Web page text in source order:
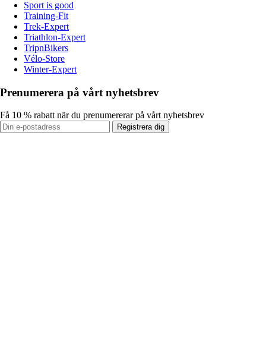
Sport is good
Training-Fit
Trek-Expert
Triathlon-Expert
TripnBikers
Vélo-Store
Winter-Expert
Prenumerera på vårt nyhetsbrev
Få 10 % rabatt när du prenumererar på vårt nyhetsbrev
Registrera dig